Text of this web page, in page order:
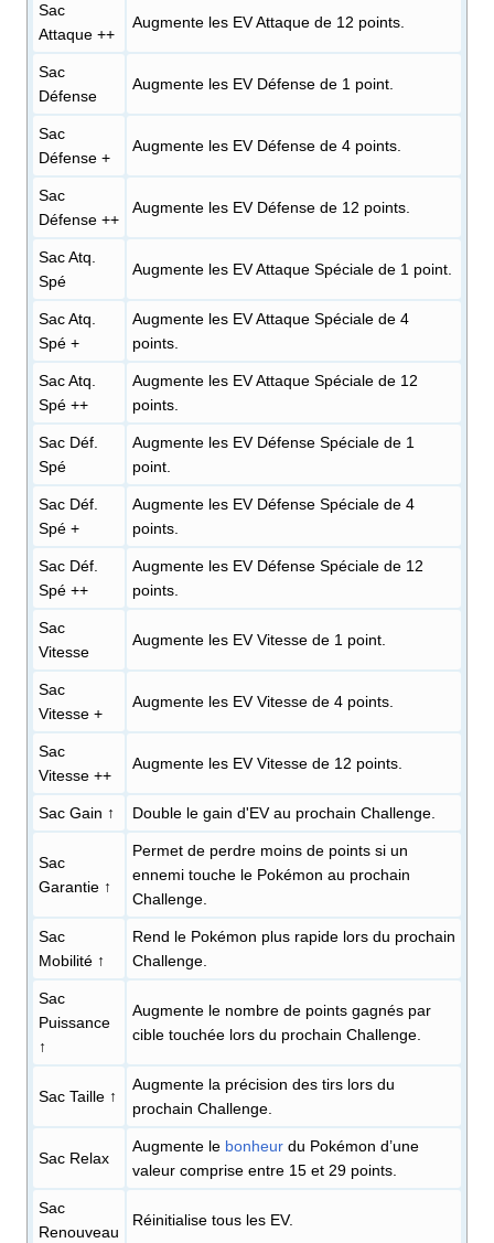
Sac
Attaque ++
Augmente les EV Attaque de 12 points.
Sac
Défense
Augmente les EV Défense de 1 point.
Sac
Défense +
Augmente les EV Défense de 4 points.
Sac
Défense ++
Augmente les EV Défense de 12 points.
Sac Atq.
Spé
Augmente les EV Attaque Spéciale de 1 point.
Sac Atq.
Spé +
Augmente les EV Attaque Spéciale de 4
points.
Sac Atq.
Spé ++
Augmente les EV Attaque Spéciale de 12
points.
Sac Déf.
Spé
Augmente les EV Défense Spéciale de 1
point.
Sac Déf.
Spé +
Augmente les EV Défense Spéciale de 4
points.
Sac Déf.
Spé ++
Augmente les EV Défense Spéciale de 12
points.
Sac
Vitesse
Augmente les EV Vitesse de 1 point.
Sac
Vitesse +
Augmente les EV Vitesse de 4 points.
Sac
Vitesse ++
Augmente les EV Vitesse de 12 points.
Sac Gain ↑ Double le gain d'EV au prochain Challenge.
Sac
Garantie ↑
Permet de perdre moins de points si un
ennemi touche le Pokémon au prochain
Challenge.
Sac
Mobilité ↑
Rend le Pokémon plus rapide lors du prochain
Challenge.
Sac
Puissance
↑
Augmente le nombre de points gagnés par
cible touchée lors du prochain Challenge.
Sac Taille ↑
Augmente la précision des tirs lors du
prochain Challenge.
Sac Relax
Augmente le bonheur du Pokémon d’une
valeur comprise entre 15 et 29 points.
Sac
Renouveau
Réinitialise tous les EV.